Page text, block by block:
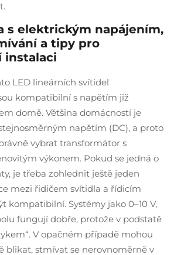
s elektrickým napájením,
a tipy pro
instalaci
LED lineárních svítidel
kompatibilní s napětím již
domě. Většina domácností je
napětím (DC), a proto
vybrat transformátor s
výkonem. Pokud se jedná o
je třeba zohlednit ještě jeden
mezi řidičem svítidla a řídicím
kompatibilní. Systémy jako 0–10 V,
fungují dobře, protože v podstatě
V opačném případě mohou
blikat, stmívat se nerovnoměrně v